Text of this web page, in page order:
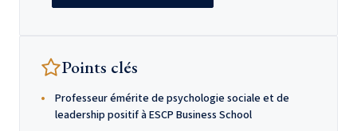
Points clés
Professeur émérite de psychologie sociale et de
leadership positif à ESCP Business School